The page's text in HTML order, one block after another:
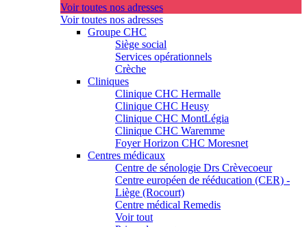
Voir toutes nos adresses
Voir toutes nos adresses
Groupe CHC
Siège social
Services opérationnels
Crèche
Cliniques
Clinique CHC Hermalle
Clinique CHC Heusy
Clinique CHC MontLégia
Clinique CHC Waremme
Foyer Horizon CHC Moresnet
Centres médicaux
Centre de sénologie Drs Crèvecoeur
Centre européen de rééducation (CER) -
Liège (Rocourt)
Centre médical Remedis
Voir tout